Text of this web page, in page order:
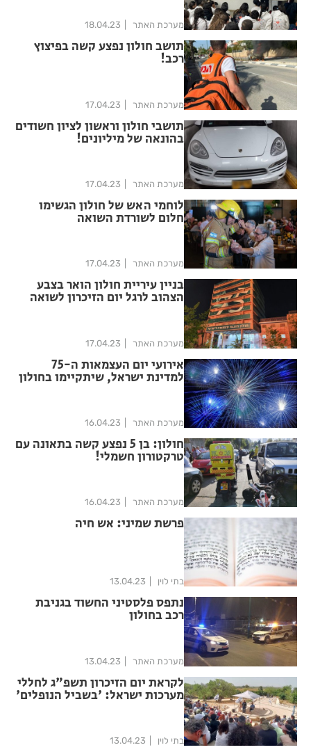
מערכת האתר 18.04.23
תושב חולון נפצע קשה בפיצוץ
רכב!
מערכת האתר 17.04.23
תושבי חולון וראשון לציון חשודים
בהונאה של מיליונים!
מערכת האתר 17.04.23
לוחמי האש של חולון הגשימו
חלום לשורדת השואה
מערכת האתר 17.04.23
בניין עיריית חולון הואר בצבע
הצהוב לרגל יום הזיכרון לשואה
מערכת האתר 17.04.23
אירועי יום העצמאות ה-75
למדינת ישראל, שיתקיימו בחולון
מערכת האתר 16.04.23
חולון: בן 5 נפצע קשה בתאונה עם
טרקטורון חשמלי!
מערכת האתר 16.04.23
פרשת שמיני: אש חיה
בתי לוין 13.04.23
נתפס פלסטיני החשוד בגניבת
רכב בחולון
מערכת האתר 13.04.23
לקראת יום הזיכרון תשפ"ג לחללי
מערכות ישראל: 'בשביל הנופלים'
בתי לוין 13.04.23